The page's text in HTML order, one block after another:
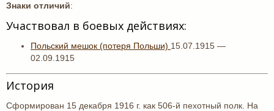
Знаки отличий:
Участвовал в боевых действиях:
Польский мешок (потеря Польши) 15.07.1915 —
02.09.1915
История
Сформирован 15 декабря 1916 г. как 506-й пехотный полк. На